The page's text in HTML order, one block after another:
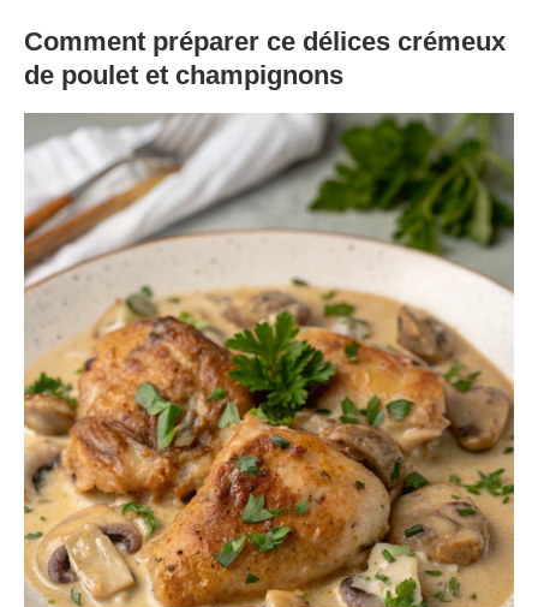
Comment préparer ce délices crémeux
de poulet et champignons